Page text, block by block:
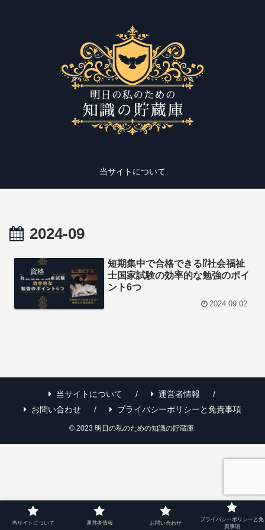
当サイトについて
2024-09
資格
短期集中で合格できる⁉社会福祉
士国家試験の効率的な勉強のポイ
ント6つ
2024.09.02
当サイトについて
運営者情報
お問い合わせ
プライバシーポリシーと免責事項
© 2023 明日の私のための知識の貯蔵庫.
当サイトについて 運営者情報 お問い合わせ
プライバシーポリシーと免
責事項